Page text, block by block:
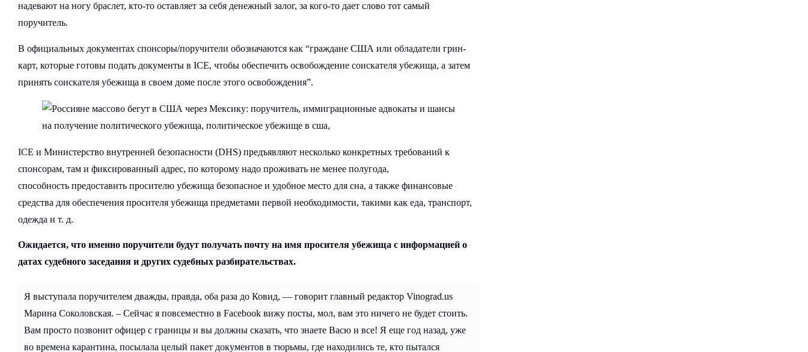
надевают на ногу браслет, кто-то оставляет за себя денежный залог, за кого-то дает слово тот самый
поручитель.
В официальных документах спонсоры/поручители обозначаются как “граждане США или обладатели грин-
карт, которые готовы подать документы в ICE, чтобы обеспечить освобождение соискателя убежища, а затем
принять соискателя убежища в своем доме после этого освобождения”.
ICE и Министерство внутренней безопасности (DHS) предъявляют несколько конкретных требований к
спонсорам, там и фиксированный адрес, по которому надо проживать не менее полугода,
способность предоставить просителю убежища безопасное и удобное место для сна, а также финансовые
средства для обеспечения просителя убежища предметами первой необходимости, такими как еда, транспорт,
одежда и т. д.
Ожидается, что именно поручители будут получать почту на имя просителя убежища с информацией о
датах судебного заседания и других судебных разбирательствах.
Я выступала поручителем дважды, правда, оба раза до Ковид, — говорит главный редактор Vinograd.us
Марина Соколовская. – Сейчас я повсеместно в Facebook вижу посты, мол, вам это ничего не будет стоить.
Вам просто позвонит офицер с границы и вы должны сказать, что знаете Васю и все! Я еще год назад, уже
во времена карантина, посылала целый пакет документов в тюрьмы, где находились те, кто пытался